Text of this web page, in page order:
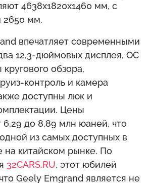
4638x1820x1460 мм, с
2650 мм.
впечатляет современными
12,3-дюймовых дисплея, ОС
обзора,
контроль и камера
доступны люк и
Цены
6,29 до 8,89 млн юаней, что
из самых доступных в
на китайском рынке. По
32CARS.RU, этот юбилей
Geely Emgrand является не